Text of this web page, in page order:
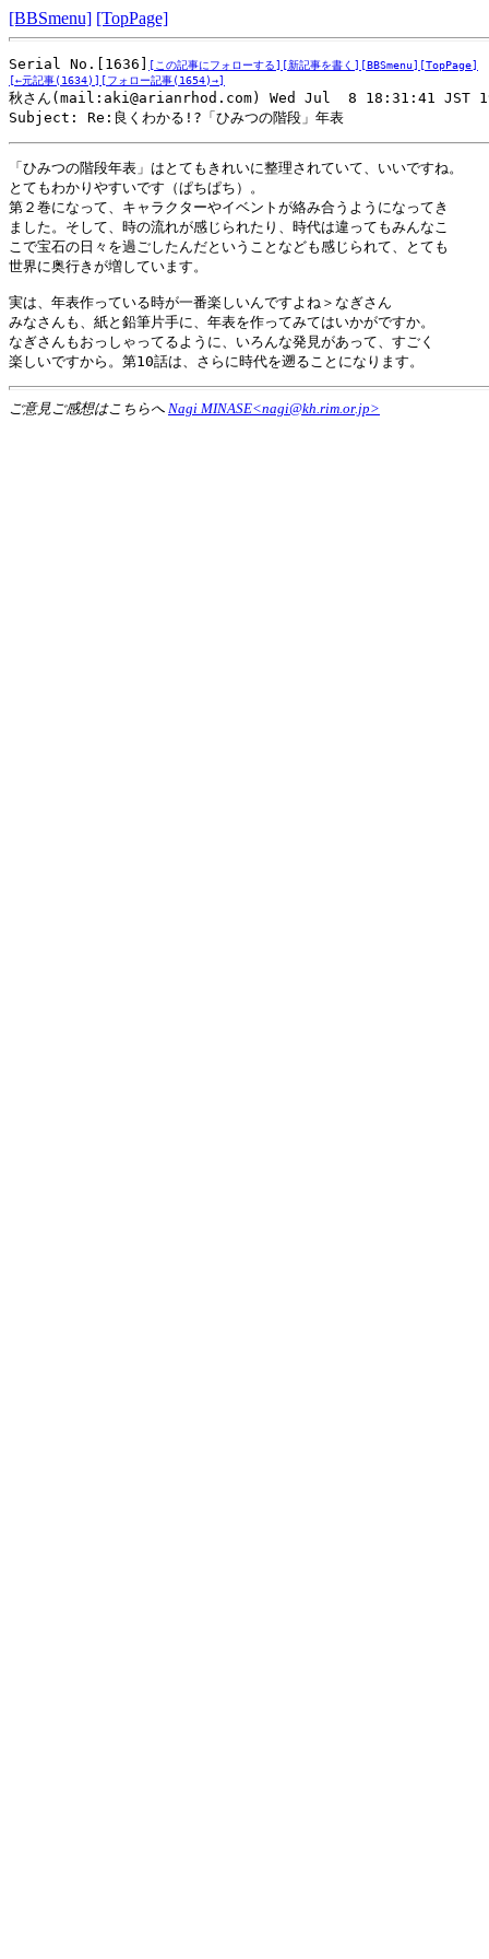
[BBSmenu] [TopPage]
Serial No.[1636] [この記事にフォローする] [新記事を書く] [BBSmenu] [TopPage]
[←元記事(1634)] [フォロー記事(1654)→]
秋さん(mail:aki@arianrhod.com) Wed Jul  8 18:31:41 JST
Subject: Re:良くわかる!?「ひみつの階段」年表
「ひみつの階段年表」はとてもきれいに整理されていて、いいですね。
とてもわかりやすいです（ぱちぱち）。
第２巻になって、キャラクターやイベントが絡み合うようになってき
ました。そして、時の流れが感じられたり、時代は違ってもみんなこ
こで宝石の日々を過ごしたんだということなども感じられて、とても
世界に奥行きが増しています。
実は、年表作っている時が一番楽しいんですよね＞なぎさん
みなさんも、紙と鉛筆片手に、年表を作ってみてはいかがですか。
なぎさんもおっしゃってるように、いろんな発見があって、すごく
ご意見ご感想はこちらへ Nagi MINASE<nagi@kh.rim.or.jp>